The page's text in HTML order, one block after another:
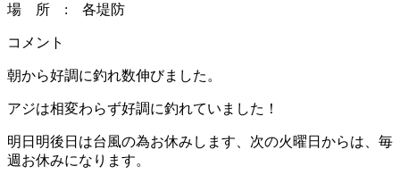
場 所 : 各堤防
コメント
朝から好調に釣れ数伸びました。
アジは相変わらず好調に釣れていました！
明日明後日は台風の為お休みします、次の火曜日からは、毎
週お休みになります。